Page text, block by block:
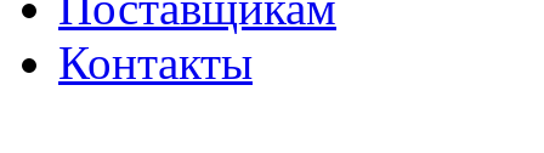
Контакты